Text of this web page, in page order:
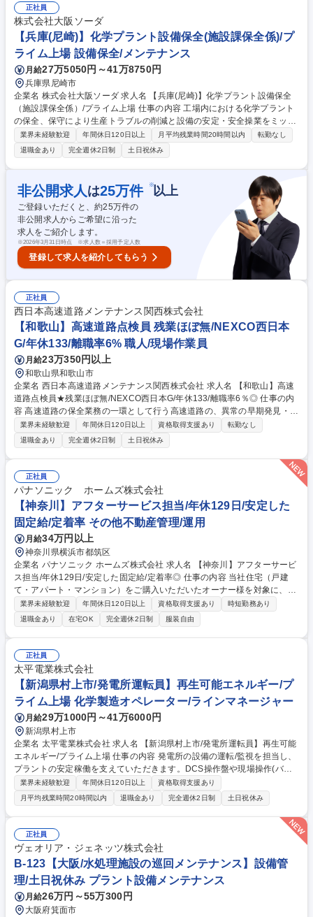
献する設備化検討への参画など、幅広くご活躍いただきます。※官公庁や
製造業、特に石油コンビナート地区にておいて、消防に関する業務経験が
ある方、消防設備の知識がある方、防災管理者、消防設備士、高圧ガス製
造保安責任者などの資格者は大歓迎です。 募集職種 【千葉】環境保全
（防災担当）/ポジティブアクション求人・ハイクラス向け
正社員
株式会社大阪ソーダ
【兵庫(尼崎)】化学プラント設備保全(施設課保全係)/プ
ライム上場 設備保全/メンテナンス
月給27万5050円～41万8750円
兵庫県尼崎市
企業名 株式会社大阪ソーダ 求人名 【兵庫(尼崎)】化学プラント設備保全
（施設課保全係）/プライム上場 仕事の内容 工場内における化学プラント
の保全、保守により生産トラブルの削減と設備の安定・安全操業をミッシ
ョンに回転機・ポンプ・配管等の化学プラント設備の機械系保全を行って
いただきます。 職務詳細：外注（メーカーメンテナンス）と自社での保全
の割合は半々となり、自社対応可能範囲を判断し、発注管理を行います。
1.工場設備の管理 2.設備保全に関する計画・記録・予算作成 3.設備管理に
係る技術・作業の標準化推進 4.新規設備の設計・施工管理（大規模な設備
は他部署が担当） 5.少額部品の購買 募集職種 【兵庫(尼崎)】化学プラン
ト設備保全（施設課保全係）/プライム上場
業界未経験歓迎 年間休日120日以上 月平均残業時間20時間以内
転勤なし
退職金あり
完全週休2日制 土日祝休み
非公開求人 は25万件 ※以上
ご登録いただくと、約25万件の
非公開求人からご希望に沿った
求人をご紹介します。
※2026年3月31日時点 ※求人数＝採用予定人数
登録して求人を紹介してもらう
正社員
西日本高速道路メンテナンス関西株式会社
【和歌山】高速道路点検員 残業ほぼ無/NEXCO西日本
G/年休133/離職率6% 職人/現場作業員
月給23万350円以上
和歌山県和歌山市
企業名 西日本高速道路メンテナンス関西株式会社 求人名 【和歌山】高速
道路点検員★残業ほぼ無/NEXCO西日本G/年休133/離職率6％◎ 仕事の内
容 高速道路の保全業務の一環として行う高速道路の、異常の早期発見・変
状把握のため実施する日常点検。主に車上からの目視による点検業務を行
います。 【作業の流れ】 ○点検計画立案：上司の指示のもと、マニュア
ル・点検項目を確認し、点検範囲・内容を計画立案。 ○点検実施：朝会で
日々の作業を確認後、補助員と巡回点検を実施。 ○点検記録・報告：その
日の点検作業について日報の作成。 ※あわせて、道路構造物の集中点検や
大雨時の臨時点検、年数回の夜間点検もあり 【働き方の魅力】年間休日1
33日、土日祝休みで完全週休二日制、月残業5～10h程 募集職種 【和歌
山】高速道路点検員★残業ほぼ無/NEXCO西日本G/年休133/離職率6％◎
業界未経験歓迎 年間休日120日以上 資格取得支援あり
転勤なし
退職金あり
完全週休2日制 土日祝休み
正社員
パナソニック ホームズ株式会社
【神奈川】アフターサービス担当/年休129日/安定した
固定給/定着率 その他不動産管理/運用
月給34万円以上
神奈川県横浜市都筑区
企業名 パナソニック ホームズ株式会社 求人名 【神奈川】アフターサービ
ス担当/年休129日/安定した固定給/定着率◎ 仕事の内容 当社住宅（戸建
て・アパート・マンション）をご購入いただいたオーナー様を対象に、末
永く安心してお住まいいただくためのアフターサービス業務全般を担当し
ていただきます。 ■技術を活かした「住まいの資産価値」の維持・向上：
専門知識を活かし、経年変化に応じた最適なメンテナンス計画をオーナー
様に共有 ■自身の裁量で進めるアフターサービス：新築引き渡し後の設備
機器の正しい使い方説明/建具の調整といった日常の「お困りごと」に対応
■最新AI「P-GAIROS」が技術判断をサポート：顧客データ/生成AIを組み
合わせた独自システム「訪問対応支援システム P-GAIROS」を活用できま
す。 募集職種 【神奈川】アフターサービス担当/年休129日/安定した固定
給/定着率◎
業界未経験歓迎 年間休日120日以上 資格取得支援あり
時短勤務あり
退職金あり
在宅OK 完全週休2日制 服装自由
正社員
太平電業株式会社
【新潟県村上市/発電所運転員】再生可能エネルギー/プ
ライム上場 化学製造オペレーター/ラインマネージャー
月給29万1000円～41万6000円
新潟県村上市
企業名 太平電業株式会社 求人名 【新潟県村上市/発電所運転員】再生可能
エネルギー/プライム上場 仕事の内容 発電所の設備の運転/監視を担当し、
プラントの安定稼働を支えていただきます。DCS操作盤や現場操作(バル
ブ/ハンドル等)を確認しながら、異常の早期発見や適切な対応を行う大切
な役割です。 【具体的には】■発電所設備運転監視(トラブル時対応含む)■
発電設備現場点検 ■薬品在庫管理/調達依頼/受入 ■定例点検(予備機起動テ
スト等)■故障時の初期対応【グリーンプロジェクト】再生可能エネルギー
への転換が加速する中、木質バイオマスを活用した持続可能なエネルギー
供給を担う重要な取り組みです。 “木をエネルギーに変える”というシンプ
ルで奥深いプロセスの中で、現場の一人ひとりの役割が社会に直結しま
す。 募集職種 【新潟県村上市/発電所運転員】再生可能エネルギー/プライ
ム上場
業界未経験歓迎 年間休日120日以上
資格取得支援あり
月平均残業時間20時間以内
退職金あり 完全週休2日制 土日祝休み
正社員
ヴェオリア・ジェネッツ株式会社
B-123【大阪/水処理施設の巡回メンテナンス】設備管
理/土日祝休み プラント設備メンテナンス
月給26万円～55万300円
大阪府箕面市